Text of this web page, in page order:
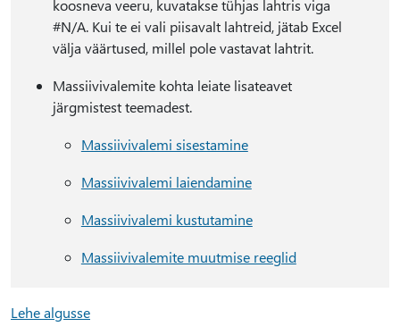
koosneva veeru, kuvatakse tühjas lahtris viga
#N/A. Kui te ei vali piisavalt lahtreid, jätab Excel
välja väärtused, millel pole vastavat lahtrit.
Massiivivalemite kohta leiate lisateavet
järgmistest teemadest.
Massiivivalemi sisestamine
Massiivivalemi laiendamine
Massiivivalemi kustutamine
Massiivivalemite muutmise reeglid
Lehe algusse